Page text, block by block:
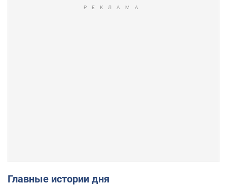
Главные истории дня